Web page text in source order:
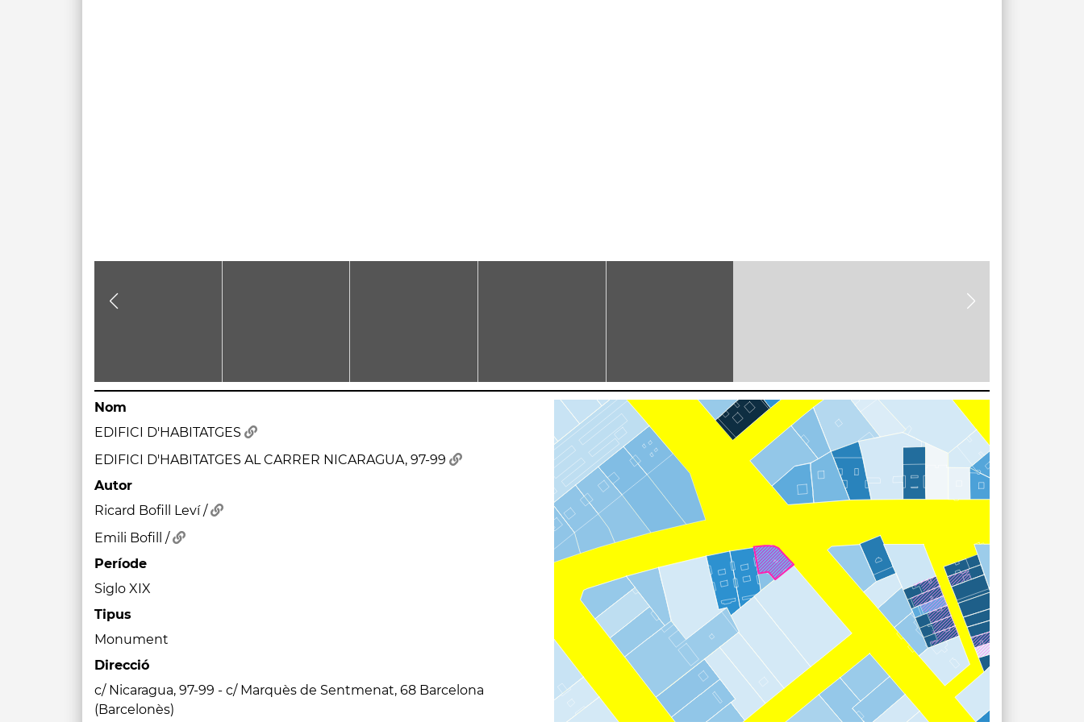
Nom
EDIFICI D'HABITATGES
EDIFICI D'HABITATGES AL CARRER NICARAGUA, 97-99
Autor
Ricard Bofill Leví /
Emili Bofill /
Període
Siglo XIX
Tipus
Monument
Direcció
c/ Nicaragua, 97-99 - c/ Marquès de Sentmenat, 68 Barcelona
(Barcelonès)